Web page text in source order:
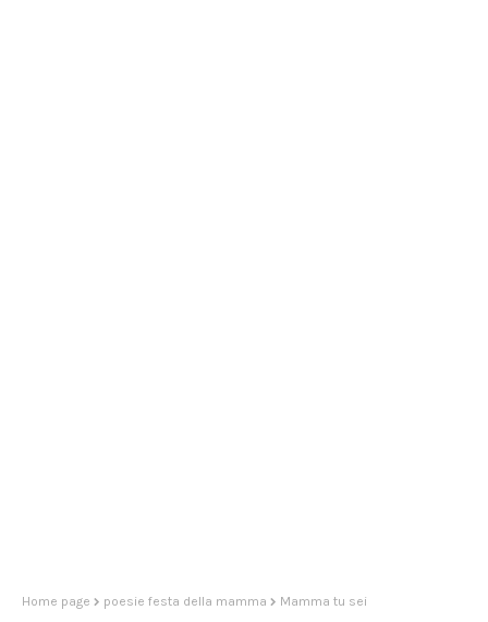
Home page poesie festa della mamma Mamma tu sei